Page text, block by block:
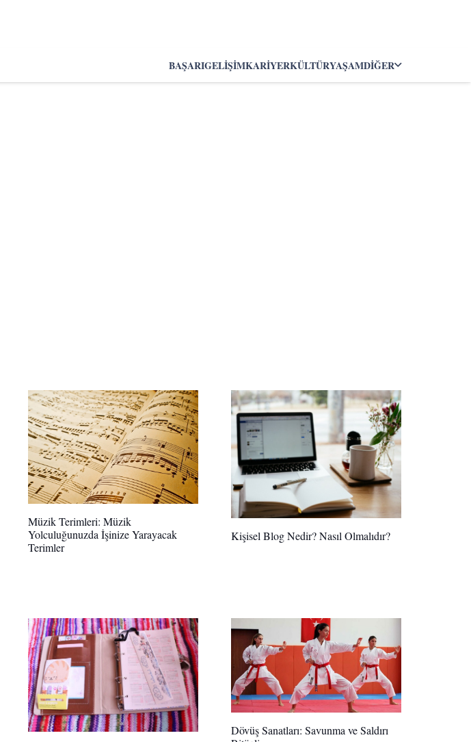
BAŞARIGELIŞIMKARIYERKÜLTÜRYAŞAMDIĞER
Müzik Terimleri: Müzik
Yolculuğunuzda İşinize Yarayacak
Terimler
Kişisel Blog Nedir? Nasıl Olmalıdır?
Dövüş Sanatları: Savunma ve Saldırı